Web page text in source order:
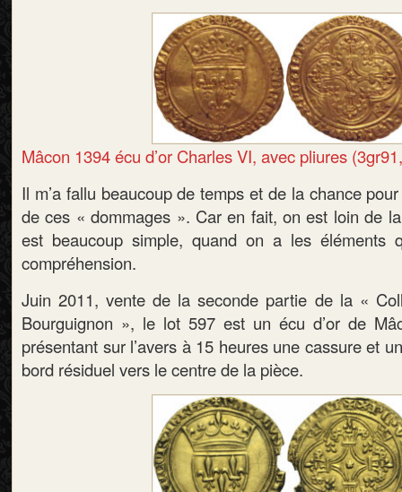
Mâcon 1394 écu d’or Charles VI, avec pliures
Il m’a fallu beaucoup de temps et de la chance
de ces « dommages ». Car en fait, on est loin de
est beaucoup simple, quand on a les éléments
compréhension.
Juin 2011, vente de la seconde partie de la «
Bourguignon », le lot 597 est un écu d’or de
présentant sur l’avers à 15 heures une cassure et
bord résiduel vers le centre de la pièce.